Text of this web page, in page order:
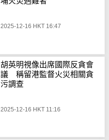
2025-12-16 HKT 16:47
胡英明視像出席國際反貪會
議 稱留港監督火災相關貪
污調查
2025-12-16 HKT 11:16